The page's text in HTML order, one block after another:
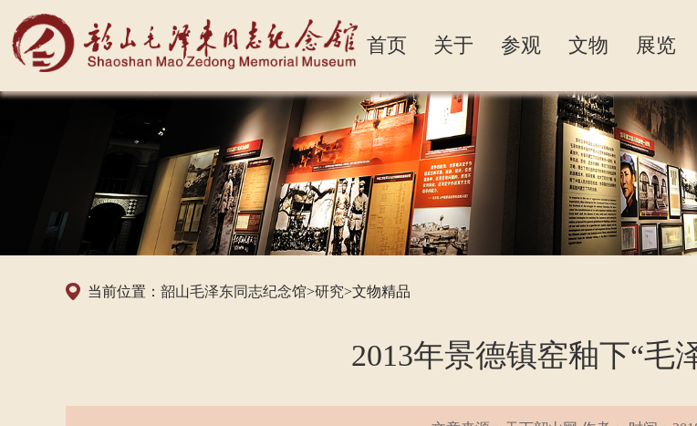
首页 关于 参观 文物 展览
板
当前位置： 韶山毛泽东同志纪念馆>研究>文物精品
2013年景德镇窑釉下“毛